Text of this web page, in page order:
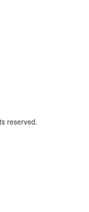
reserved.